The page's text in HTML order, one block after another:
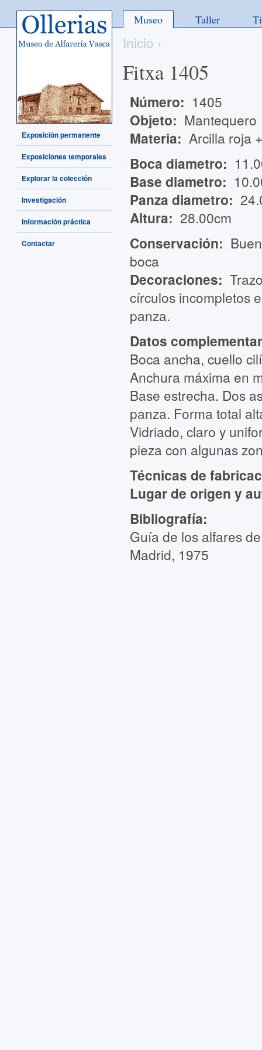
Ollerias - Museo de Alfarería
Vasca
Inicio ›
Fitxa 1405
Número: 1405
Objeto: Mantequero
Materia: Arcilla roja
Boca diametro:
Base diametro:
Panza diametro:
Altura: 28.00cm
Conservación:
boca
Decoraciones:
círculos incompletos
panza.
Datos
Boca ancha, cuello
Anchura máxima en
Base estrecha. Dos
panza. Forma total
Vidriado, claro y
pieza con algunas
Técnicas de
Lugar de origen y
Bibliografía:
Guía de los alfares
Madrid, 1975
Museo Taller
Exposición permanente
Exposiciones temporales
Explorar la colección
Investigación
Información práctica
Contactar